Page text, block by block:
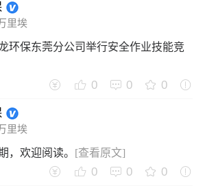
里埃
环保东莞分公司举行安全作业技能竞
0 0 0
里埃
，欢迎阅读。 [查看原文]
0 0 0